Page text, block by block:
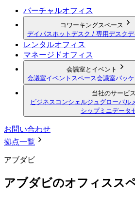
バーチャルオフィス
コワーキングスペース
デイパス ホットデスク / 専用デスクデ
レンタルオフィス
マネージドオフィス
会議室とイベント
会議室イベントスペース会議室パッ
当社のサービス
ビジネスコンシェルジュ グローバル
シップミニデータ
お問い合わせ
拠点一覧
アブダビ
アブダビのオフィスス